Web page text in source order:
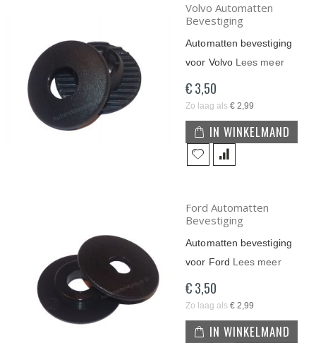
Volvo Automatten
Bevestiging
Automatten bevestiging
voor Volvo Lees meer
€ 3,50
Zo laag als € 2,99
IN WINKELMAND
Ford Automatten
Bevestiging
Automatten bevestiging
voor Ford Lees meer
€ 3,50
Zo laag als € 2,99
IN WINKELMAND